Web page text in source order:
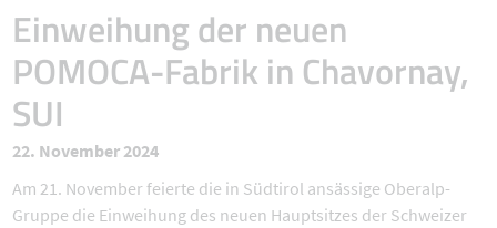
Einweihung der neuen
POMOCA-Fabrik in Chavornay,
SUI
22. November 2024
Am 21. November feierte die in Südtirol ansässige Oberalp-
Gruppe die Einweihung des neuen Hauptsitzes der Schweizer